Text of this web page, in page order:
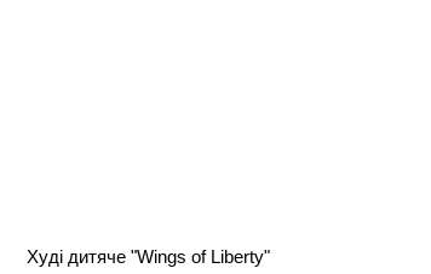
Худі дитяче "Wings of Liberty"